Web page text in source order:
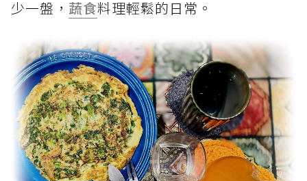
少一盤， 蔬食料理輕鬆的日常。